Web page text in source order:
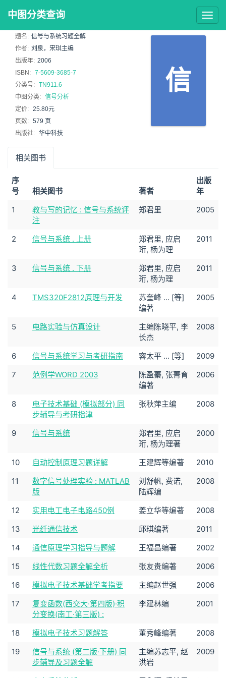
中图分类查询
信
题名: 信号与系统习题全解
作者: 刘泉，宋琪主编
出版年: 2006
ISBN: 7-5609-3685-7
分类号: TN911.6
中图分类: 信号分析
定价: 25.80元
页数: 579 页
出版社: 华中科技
相关图书
序
号
相关图书 著者
出版
年
1
教与写的记忆 : 信号与系统评
注
郑君里 2005
2 信号与系统 . 上册
郑君里, 应启
珩, 杨为理
2011
3 信号与系统 . 下册
郑君里, 应启
珩, 杨为理
2011
4 TMS320F2812原理与开发
苏奎峰 ... [等]
编著
2005
5 电路实验与仿真设计
主编陈晓平, 李
长杰
2008
6 信号与系统学习与考研指南 容太平 ... [等]
2009
7
范例学WORD 2003
陈盈蓁, 张菁育
编著
2006
8
电子技术基础 (模拟部分) 同
步辅导与考研指津
张秋萍主编 2008
9 信号与系统
郑君里, 应启
珩, 杨为理著
2000
10 自动控制原理习题详解 王建辉等编著
2010
11
数字信号处理实验 : MATLAB
版
刘舒帆, 费诺,
陆辉编
2008
12 实用电工电子电路450例 姜立华等编著
2008
13
光纤通信技术 邱琪编著
2011
14
通信原理学习指导与题解 王福昌编著
2002
15
线性代数习题全解全析 张友贵编著
2006
16
模拟电子技术基础学考指要 主编赵世强
2006
17
复变函数(西交大·第四版)·积
分变换(南工·第三版) :
李建林编 2001
18 模拟电子技术习题解答 董秀峰编著
2008
19
信号与系统 (第二版·下册) 同
步辅导及习题全解
主编苏志平, 赵
洪岩
2009